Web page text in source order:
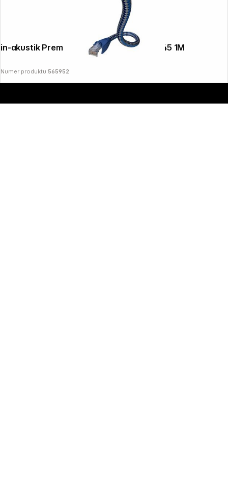
in-akustik Premium CAT6 Patchkabel RJ45 1M
Numer produktu:565952